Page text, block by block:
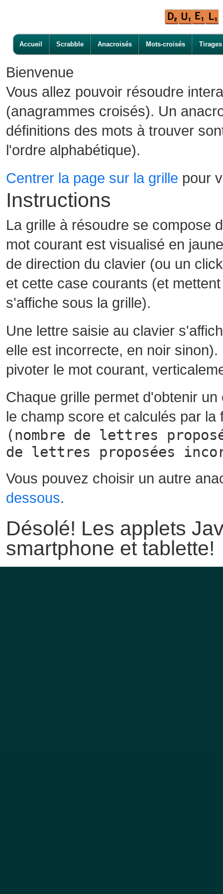
Accueil Scrabble Anacroisés Mots-croisés Tirages
Bienvenue
Vous allez pouvoir résoudre
(anagrammes croisés). Un
définitions des mots à trouver
l'ordre alphabétique).
Centrer la page sur la grille pour
Instructions
La grille à résoudre se compose
mot courant est visualisé en
de direction du clavier (ou un
et cette case courants (et
s'affiche sous la grille).
Une lettre saisie au clavier
elle est incorrecte, en noir
pivoter le mot courant,
Chaque grille permet d'obtenir
le champ score et calculés par la
(nombre de lettres
de lettres proposées
Vous pouvez choisir un autre
dessous.
Désolé! Les applets
smartphone et tablette!